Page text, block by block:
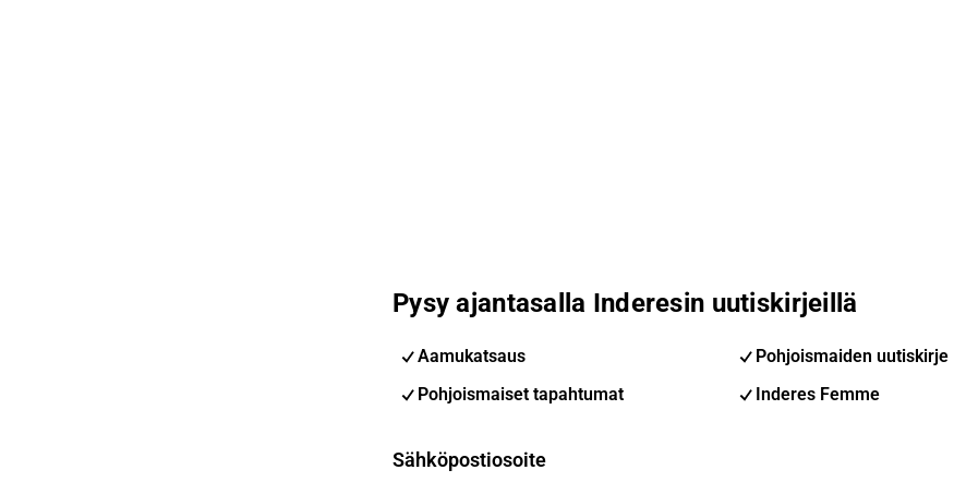
Pysy ajantasalla Inderesin uutiskirjeillä
Aamukatsaus
Pohjoismaiden uutiskirje
Pohjoismaiset tapahtumat
Inderes Femme
Sähköpostiosoite